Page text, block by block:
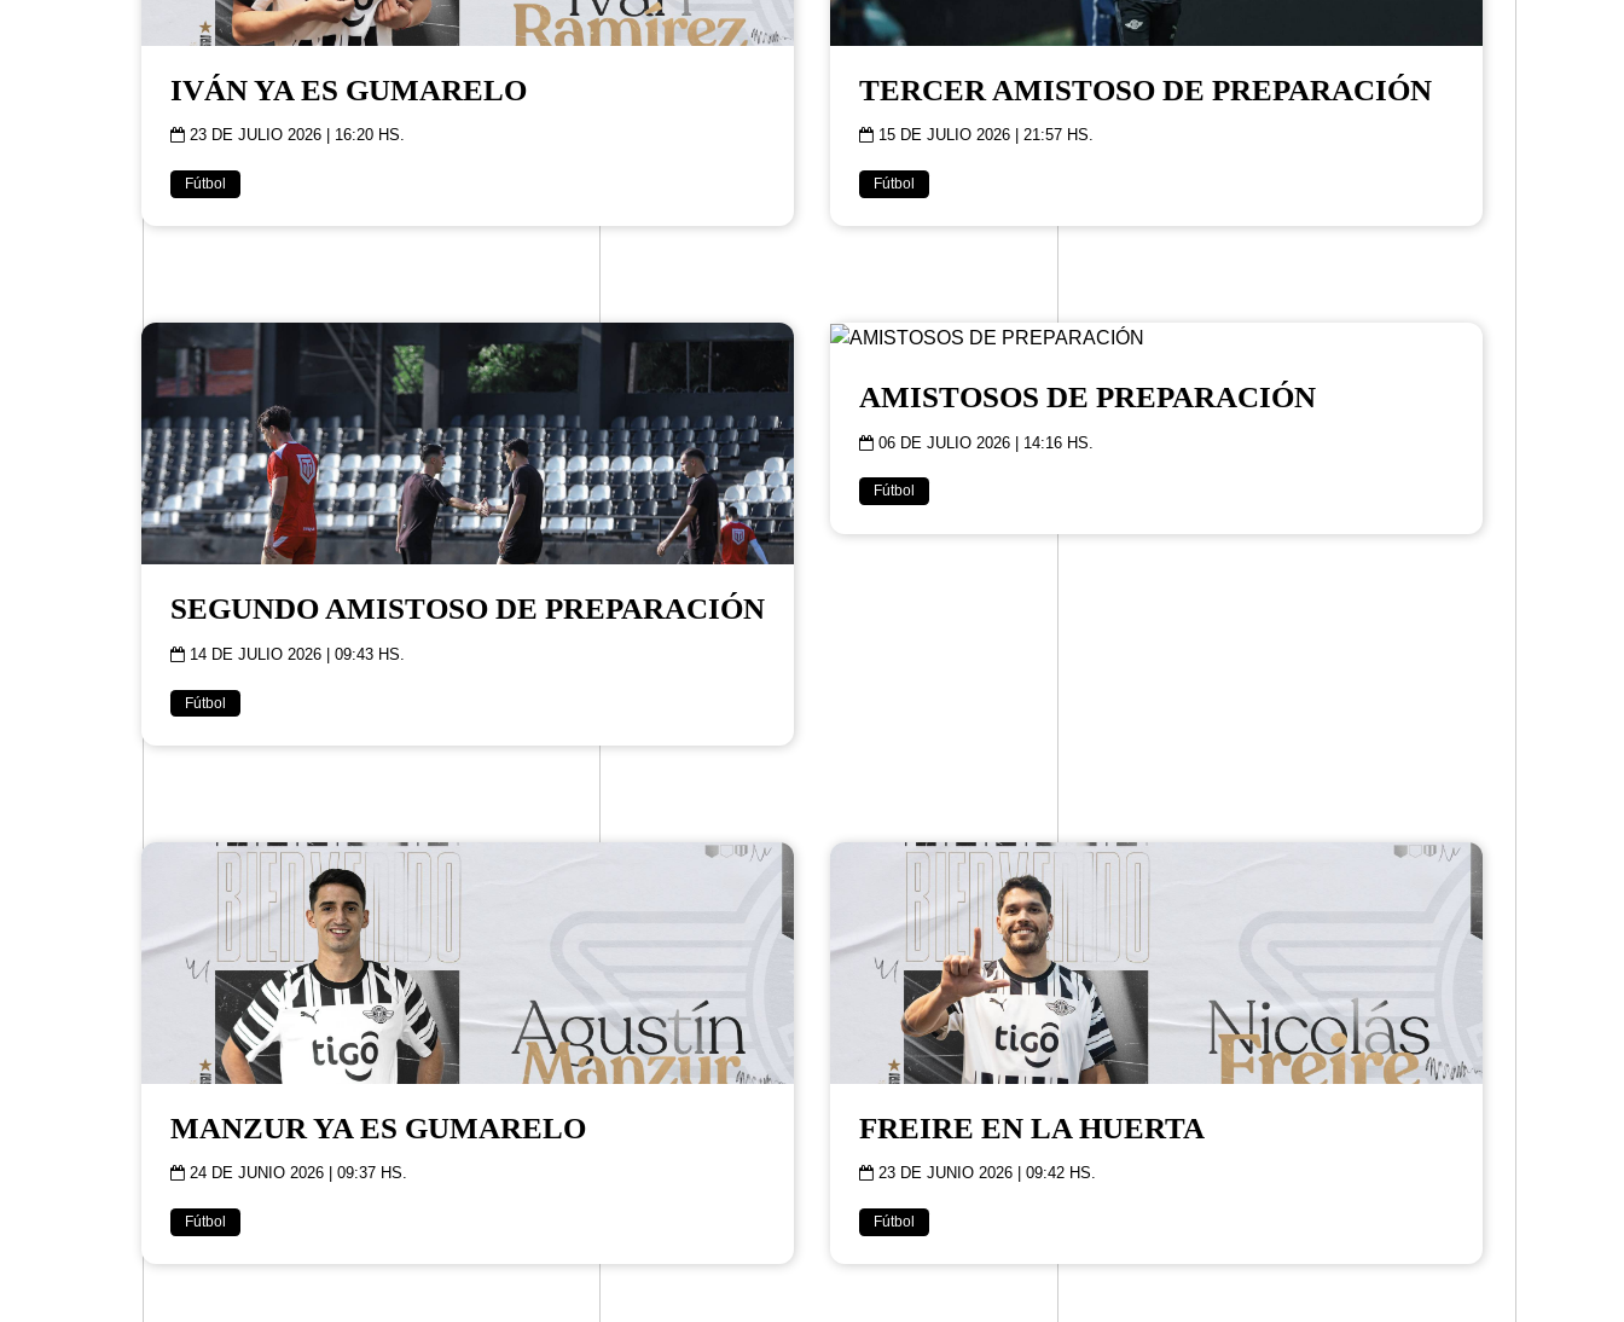
IVÁN YA ES GUMARELO
23 DE JULIO 2026 | 16:20 HS.
Fútbol
TERCER AMISTOSO DE PREPARACIÓN
15 DE JULIO 2026 | 21:57 HS.
Fútbol
SEGUNDO AMISTOSO DE PREPARACIÓN
14 DE JULIO 2026 | 09:43 HS.
Fútbol
AMISTOSOS DE PREPARACIÓN
06 DE JULIO 2026 | 14:16 HS.
Fútbol
MANZUR YA ES GUMARELO
24 DE JUNIO 2026 | 09:37 HS.
Fútbol
FREIRE EN LA HUERTA
23 DE JUNIO 2026 | 09:42 HS.
Fútbol